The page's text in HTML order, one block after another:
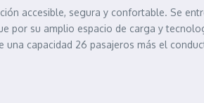
accesible, segura y confortable. Se
por su amplio espacio de carga y
una capacidad 26 pasajeros más el